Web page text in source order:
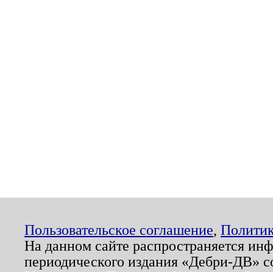
Пользовательское соглашение,
На данном сайте распространяется
периодического издания «Дебри-ДВ»